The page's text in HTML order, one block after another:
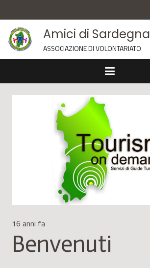
Amici di Sardegna
ASSOCIAZIONE DI VOLONTARIATO
16 anni fa
Benvenuti